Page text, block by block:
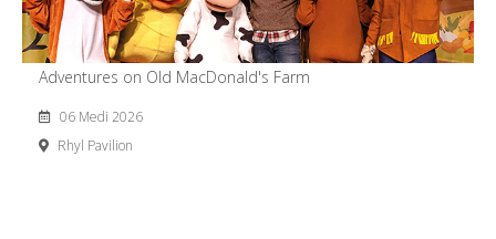
Adventures on Old MacDonald's Farm
06 Medi 2026
Rhyl Pavilion